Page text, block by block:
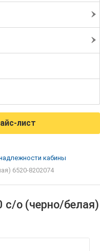
лист
кабины
6520-8202074
с/о (черно/белая)